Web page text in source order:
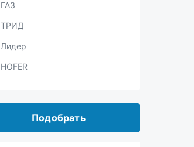
Графические каталоги